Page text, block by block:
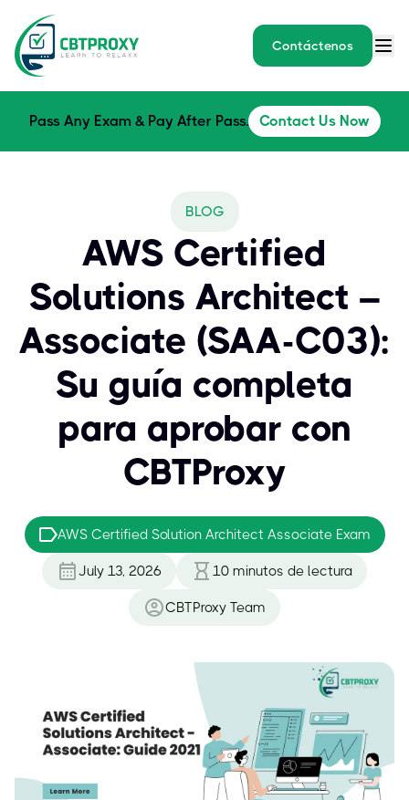
Contáctenos
Pass Any Exam & Pay After Pass. Contact Us Now
BLOG
AWS Certified
Solutions Architect –
Associate (SAA-C03):
Su guía completa
para aprobar con
CBTProxy
AWS Certified Solution Architect Associate Exam
July 13, 2026 10 minutos de lectura
CBTProxy Team